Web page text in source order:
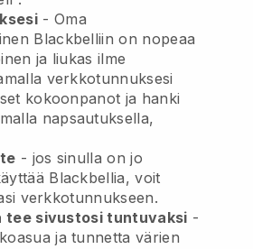
- Oma
Blackbelliin on nopeaa
ja liukas ilme
verkkotunnuksesi
kokoonpanot ja hanki
napsautuksella,
- jos sinulla on jo
Blackbellia, voit
verkkotunnukseen.
tee sivustosi tuntuvaksi -
ja tunnetta värien